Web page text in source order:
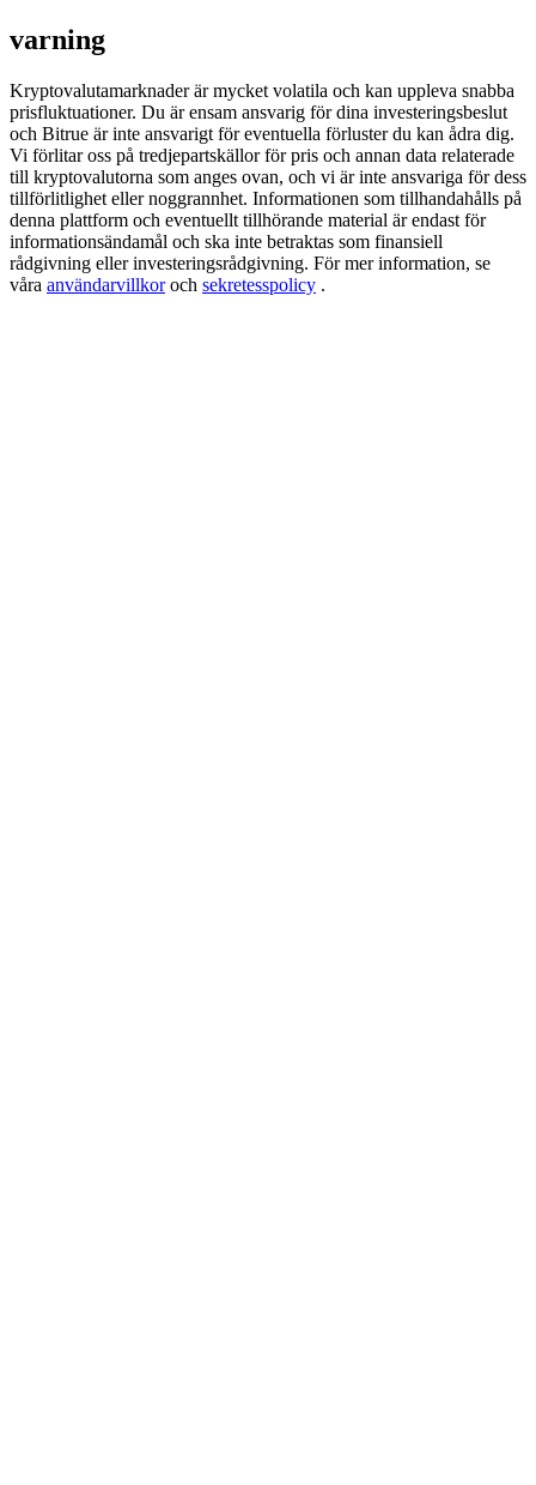
Exclusive for BitMart Users
Register & Trade to Win 500,000 USDT
Precious Metals Trading Carnival
Trade Gold & Silver · 33,333 USDT Bonus
varning
Kryptovalutamarknader är mycket volatila och kan uppleva snabba
prisfluktuationer. Du är ensam ansvarig för dina investeringsbeslut
och Bitrue är inte ansvarigt för eventuella förluster du kan ådra dig.
Vi förlitar oss på tredjepartskällor för pris och annan data relaterade
till kryptovalutorna som anges ovan, och vi är inte ansvariga för dess
tillförlitlighet eller noggrannhet. Informationen som tillhandahålls på
denna plattform och eventuellt tillhörande material är endast för
informationsändamål och ska inte betraktas som finansiell
rådgivning eller investeringsrådgivning. För mer information, se
våra användarvillkoroch sekretesspolicy .